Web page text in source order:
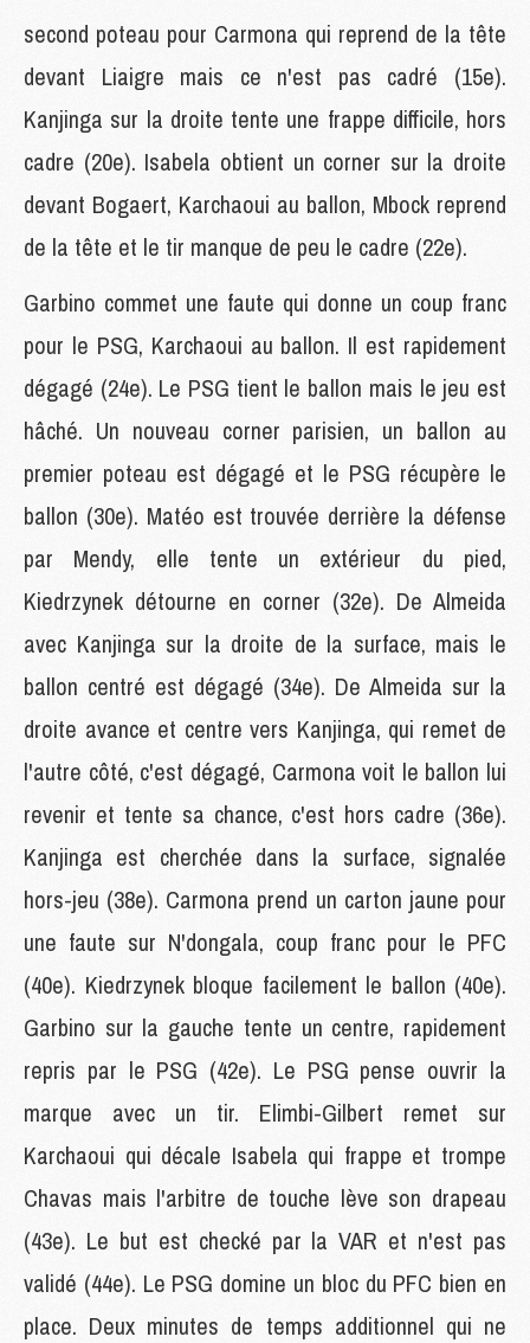
second poteau pour Carmona qui reprend de la tête
devant Liaigre mais ce n'est pas cadré (15e).
Kanjinga sur la droite tente une frappe difficile, hors
cadre (20e). Isabela obtient un corner sur la droite
devant Bogaert, Karchaoui au ballon, Mbock reprend
de la tête et le tir manque de peu le cadre (22e).
Garbino commet une faute qui donne un coup franc
pour le PSG, Karchaoui au ballon. Il est rapidement
dégagé (24e). Le PSG tient le ballon mais le jeu est
hâché. Un nouveau corner parisien, un ballon au
premier poteau est dégagé et le PSG récupère le
ballon (30e). Matéo est trouvée derrière la défense
par Mendy, elle tente un extérieur du pied,
Kiedrzynek détourne en corner (32e). De Almeida
avec Kanjinga sur la droite de la surface, mais le
ballon centré est dégagé (34e). De Almeida sur la
droite avance et centre vers Kanjinga, qui remet de
l'autre côté, c'est dégagé, Carmona voit le ballon lui
revenir et tente sa chance, c'est hors cadre (36e).
Kanjinga est cherchée dans la surface, signalée
hors-jeu (38e). Carmona prend un carton jaune pour
une faute sur N'dongala, coup franc pour le PFC
(40e). Kiedrzynek bloque facilement le ballon (40e).
Garbino sur la gauche tente un centre, rapidement
repris par le PSG (42e). Le PSG pense ouvrir la
marque avec un tir. Elimbi-Gilbert remet sur
Karchaoui qui décale Isabela qui frappe et trompe
Chavas mais l'arbitre de touche lève son drapeau
(43e). Le but est checké par la VAR et n'est pas
validé (44e). Le PSG domine un bloc du PFC bien en
place. Deux minutes de temps additionnel qui ne